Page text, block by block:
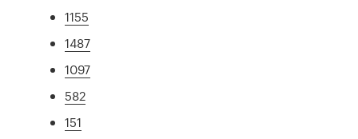
1155
1487
1097
582
151